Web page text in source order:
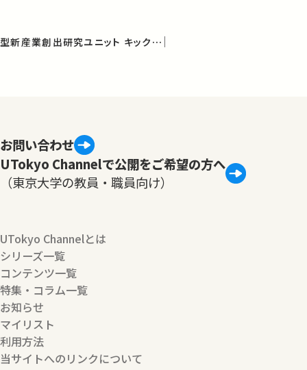
文化を基軸とした融合型新産業創出研究ユニット キックオフシンポジウム：日本の文化政策の新たな姿を探る
お問い合わせ
UTokyo Channelで公開をご希望の方へ
（東京大学の教員・職員向け）
UTokyo Channelとは
シリーズ一覧
コンテンツ一覧
特集・コラム一覧
お知らせ
マイリスト
利用方法
当サイトへのリンクについて